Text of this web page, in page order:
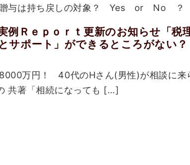
贈与は持ち戻しの対象？ Yes or No
例Ｒｅｐｏｒｔ更新のお知らせ「税
サポート」ができるところがない？
万円！ 40代のHさん(男性)が相談に来
共著「相続になっても […]